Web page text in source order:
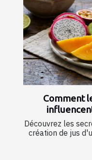
Comment
Découvrez les
création de jus